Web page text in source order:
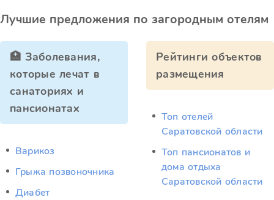
Лучшие предложения по загородным отелям
🏥 Заболевания,
которые лечат в
санаториях и
пансионатах
Варикоз
Грыжа позвоночника
Диабет
Рейтинги объектов
размещения
Топ отелей
Саратовской области
Топ пансионатов и
дома отдыха
Саратовской области